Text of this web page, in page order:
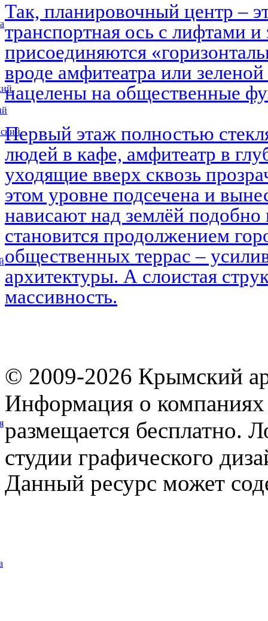
Так, планировочный центр –
транспортная ось с лифтами и
присоединяются
вроде амфитеатра или
нацелены на общественные
Первый этаж полностью
людей в кафе, амфитеатр в
уходящие вверх сквозь
этом уровне подсечена и
нависают над землёй
становится продолжением
общественных террас –
архитектуры. А слоистая
массивность.
© 2009-2026 Крымский
Информация о компаниях
размещается бесплатно.
студии графического
Данный ресурс может